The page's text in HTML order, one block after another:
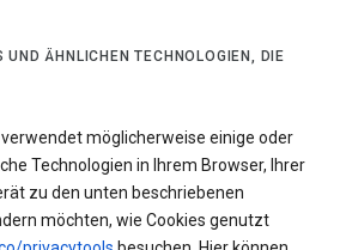
UND ÄHNLICHEN TECHNOLOGIEN, DIE
möglicherweise einige oder
Technologien in Ihrem Browser, Ihrer
zu den unten beschriebenen
möchten, wie Cookies genutzt